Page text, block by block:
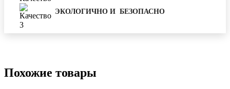
ЭКОЛОГИЧНО И БЕЗОПАСНО
Похожие товары